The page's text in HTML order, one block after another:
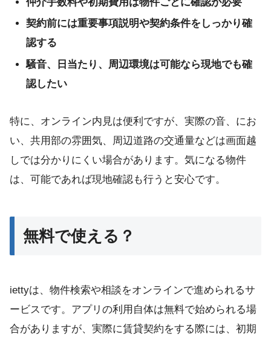
契約前には重要事項説明や契約条件をしっかり確
認する
騒音、日当たり、周辺環境は可能なら現地でも確
認したい
特に、オンライン内見は便利ですが、実際の音、にお
い、共用部の雰囲気、周辺道路の交通量などは画面越
しでは分かりにくい場合があります。気になる物件
は、可能であれば現地確認も行うと安心です。
無料で使える？
iettyは、物件検索や相談をオンラインで進められるサ
ービスです。アプリの利用自体は無料で始められる場
合がありますが、実際に賃貸契約をする際には、初期